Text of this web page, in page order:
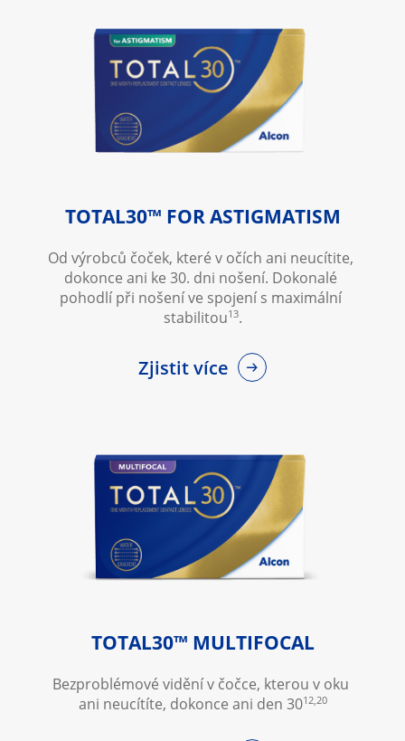
TOTAL30™ FOR ASTIGMATISM
Od výrobců čoček, které v očích ani neucítite,
dokonce ani ke 30. dni nošení. Dokonalé
pohodlí při nošení ve spojení s maximální
stabilitou13.
Zjistit více
TOTAL30™ MULTIFOCAL
Bezproblémové vidění v čočce, kterou v oku
ani neucítíte, dokonce ani den 3012,20